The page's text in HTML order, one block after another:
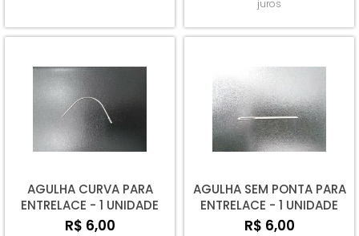
juros
AGULHA CURVA PARA
ENTRELACE - 1 UNIDADE
R$ 6,00
AGULHA SEM PONTA PARA
ENTRELACE - 1 UNIDADE
R$ 6,00